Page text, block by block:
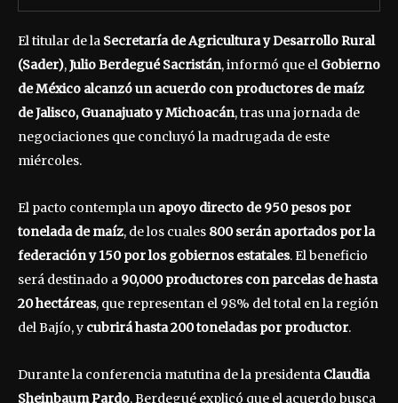
El titular de la Secretaría de Agricultura y Desarrollo Rural
(Sader),Julio Berdegué Sacristán, informó que el Gobierno
de México alcanzó un acuerdo con productores de maíz
de Jalisco, Guanajuato y Michoacán, tras una jornada de
negociaciones que concluyó la madrugada de este
miércoles.
El pacto contempla un apoyo directo de 950 pesos por
tonelada de maíz, de los cuales 800 serán aportados por la
federación y 150 por los gobiernos estatales. El beneficio
será destinado a 90,000 productores con parcelas de hasta
20 hectáreas, que representan el 98% del total en la región
del Bajío, y cubrirá hasta 200 toneladas por productor.
Durante la conferencia matutina de la presidenta Claudia
Sheinbaum Pardo, Berdegué explicó que el acuerdo busca